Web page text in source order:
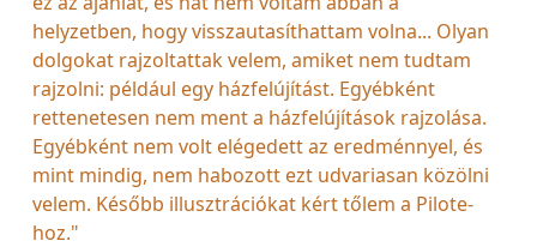
helyzetben, hogy visszautasíthattam volna... Olyan
dolgokat rajzoltattak velem, amiket nem tudtam
rajzolni: például egy házfelújítást. Egyébként
rettenetesen nem ment a házfelújítások rajzolása.
Egyébként nem volt elégedett az eredménnyel, és
mint mindig, nem habozott ezt udvariasan közölni
velem. Később illusztrációkat kért tőlem a Pilote-
hoz."